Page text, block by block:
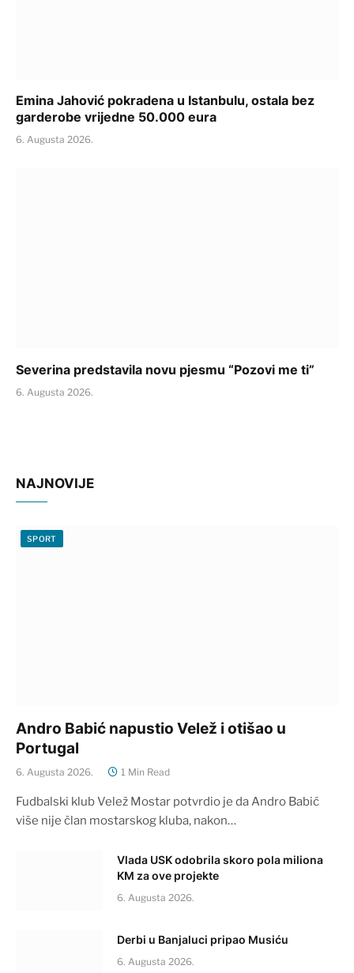
Emina Jahović pokradena u Istanbulu, ostala bez
garderobe vrijedne 50.000 eura
6. Augusta 2026.
Severina predstavila novu pjesmu “Pozovi me ti”
6. Augusta 2026.
NAJNOVIJE
SPORT
Andro Babić napustio Velež i otišao u
Portugal
6. Augusta 2026. 1 Min Read
Fudbalski klub Velež Mostar potvrdio je da Andro Babić
više nije član mostarskog kluba, nakon…
Vlada USK odobrila skoro pola miliona
KM za ove projekte
6. Augusta 2026.
Derbi u Banjaluci pripao Musiću
6. Augusta 2026.